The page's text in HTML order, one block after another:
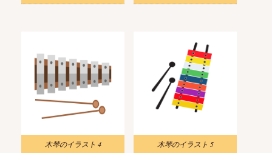
木琴のイラスト 4 木琴のイラスト 5